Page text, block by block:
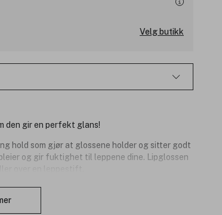
Velg butikk
den gir en perfekt glans!
hold som gjør at glossene holder og sitter godt
og gir fuktighet til leppene dine. Lipglossen